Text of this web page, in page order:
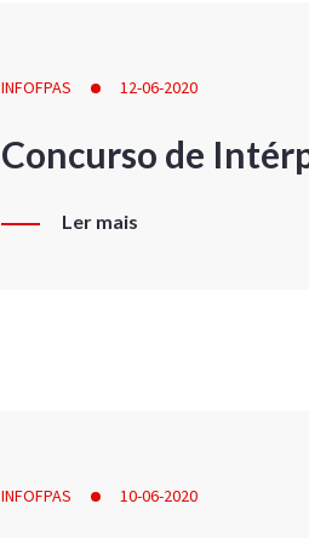
INFOFPAS 12-06-2020
Concurso de
Ler mais
INFOFPAS 10-06-2020